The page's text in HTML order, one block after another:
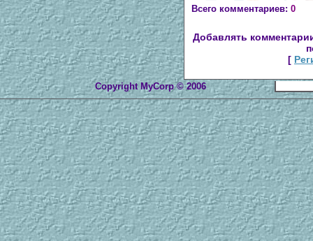
Всего комментариев: 0
Добавлять
[
Copyright MyCorp © 2006